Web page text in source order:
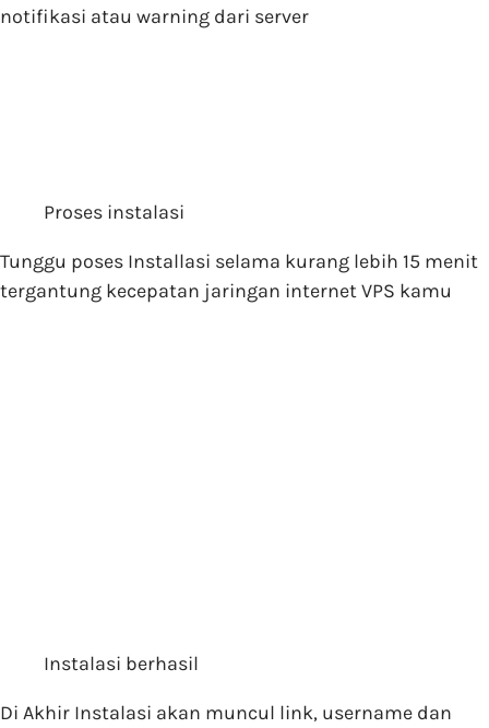
notifikasi atau warning dari server
Proses instalasi
Tunggu poses Installasi selama kurang lebih 15 menit
tergantung kecepatan jaringan internet VPS kamu
Instalasi berhasil
Di Akhir Instalasi akan muncul link, username dan